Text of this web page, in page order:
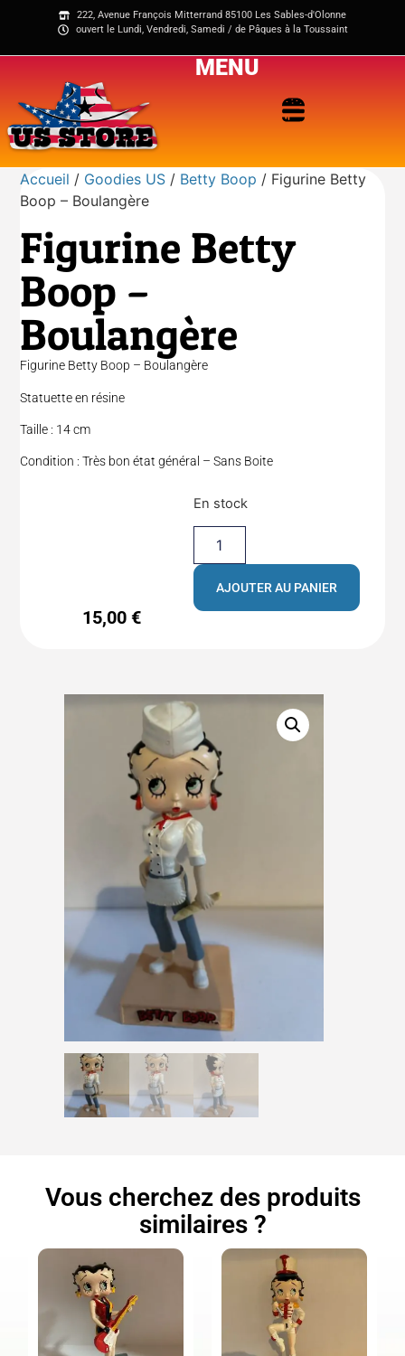
222, Avenue François Mitterrand 85100 Les Sables-d'Olonne
ouvert le Lundi, Vendredi, Samedi / de Pâques à la Toussaint
MENU
Accueil / Goodies US / Betty Boop / Figurine Betty
Boop – Boulangère
Figurine Betty
Boop –
Boulangère
Figurine Betty Boop – Boulangère
Statuette en résine
Taille : 14 cm
Condition : Très bon état général – Sans Boite
15,00 €
En stock
AJOUTER AU PANIER
Vous cherchez des produits
similaires ?